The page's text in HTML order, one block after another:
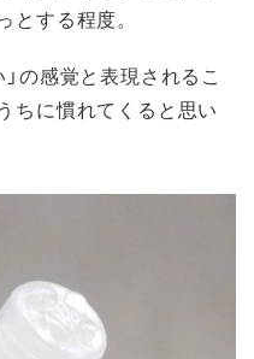
する程度。
の感覚と表現されるこ
ちに慣れてくると思い